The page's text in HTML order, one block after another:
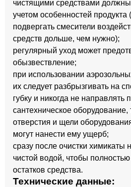
чистящими средствами
учетом особенностей продукта
подвергать смесители
средств дольше, чем нужно);
регулярный уход может
обызвествление;
при использовании
их следует разбрызгивать на
губку и никогда не направлять
сантехническое оборудование,
отверстия и щели
могут нанести ему ущерб;
сразу после очистки химикаты
чистой водой, чтобы полностью
остатков средства.
Технические данные: